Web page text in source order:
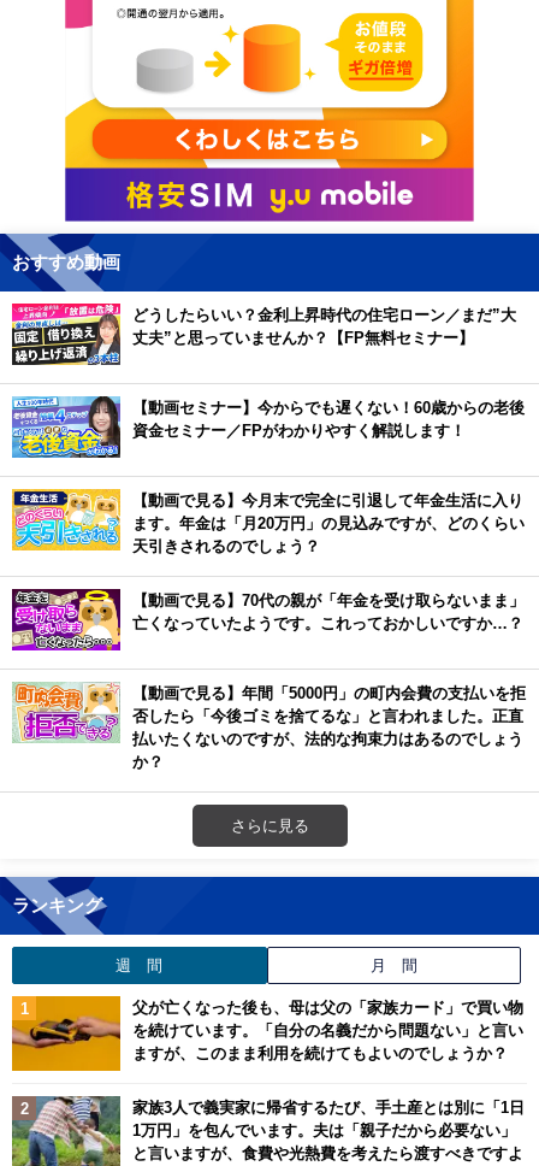
おすすめ動画
どうしたらいい？金利上昇時代の住宅ローン／まだ”大
丈夫”と思っていませんか？【FP無料セミナー】
【動画セミナー】今からでも遅くない！60歳からの老後
資金セミナー／FPがわかりやすく解説します！
【動画で見る】今月末で完全に引退して年金生活に入り
ます。年金は「月20万円」の見込みですが、どのくらい
天引きされるのでしょう？
【動画で見る】70代の親が「年金を受け取らないまま」
亡くなっていたようです。これっておかしいですか…？
【動画で見る】年間「5000円」の町内会費の支払いを拒
否したら「今後ゴミを捨てるな」と言われました。正直
払いたくないのですが、法的な拘束力はあるのでしょう
か？
さらに見る
ランキング
週 間 月 間
父が亡くなった後も、母は父の「家族カード」で買い物
を続けています。「自分の名義だから問題ない」と言い
ますが、このまま利用を続けてもよいのでしょうか？
家族3人で義実家に帰省するたび、手土産とは別に「1日
1万円」を包んでいます。夫は「親子だから必要ない」
と言いますが、食費や光熱費を考えたら渡すべきですよ